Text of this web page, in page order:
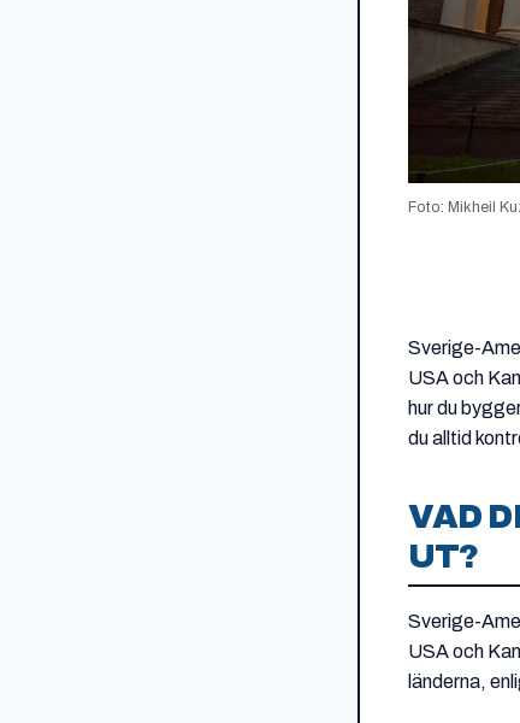
Foto: Mikheil
Sverige-
USA och
hur du
du alltid
VAD
UT?
Sverige-
USA och
länderna,